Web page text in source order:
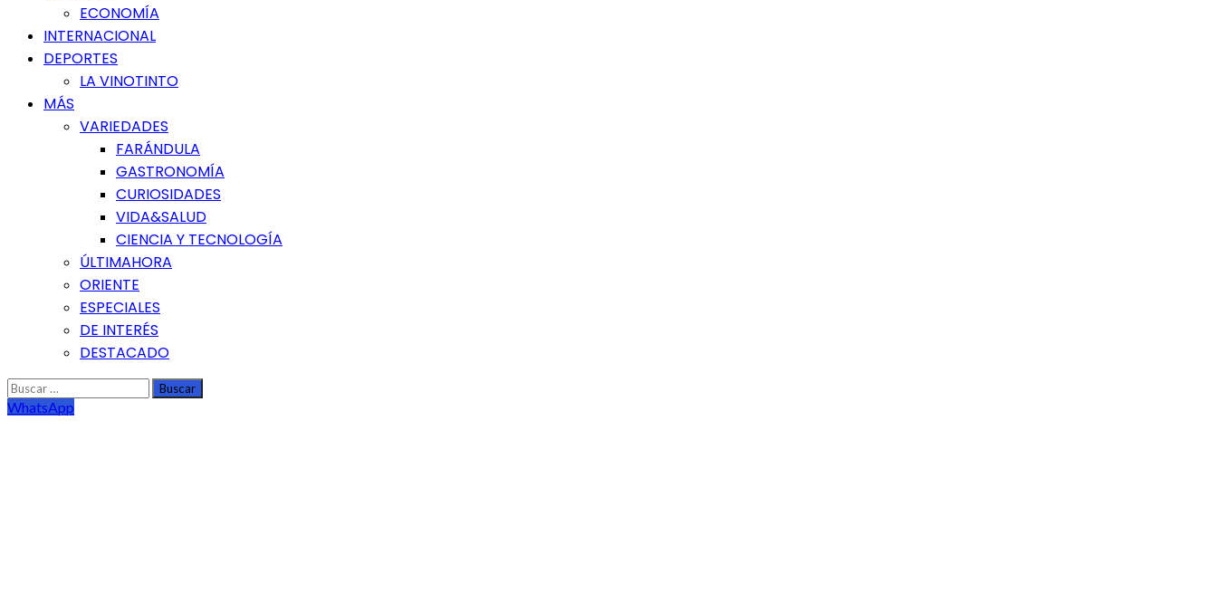
ECONOMÍA
INTERNACIONAL
DEPORTES
LA VINOTINTO
MÁS
VARIEDADES
FARÁNDULA
GASTRONOMÍA
CURIOSIDADES
VIDA&SALUD
CIENCIA Y TECNOLOGÍA
ÚLTIMAHORA
ORIENTE
ESPECIALES
DE INTERÉS
DESTACADO
Buscar:
WhatsApp